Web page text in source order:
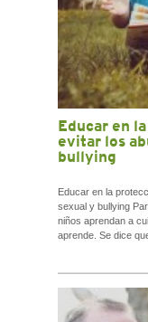
Educar en
evitar los
bullying
Educar en la
sexual y bullying
niños aprendan a
aprende. Se dice